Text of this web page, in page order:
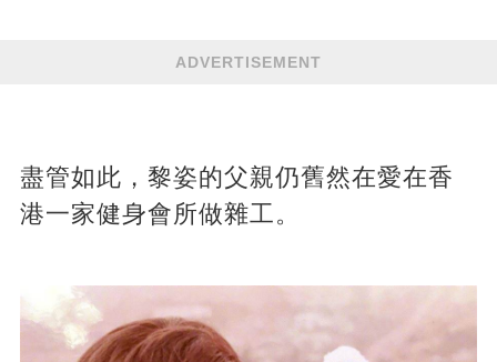
ADVERTISEMENT
盡管如此，黎姿的父親仍舊然在愛在香
港一家健身會所做雜工。